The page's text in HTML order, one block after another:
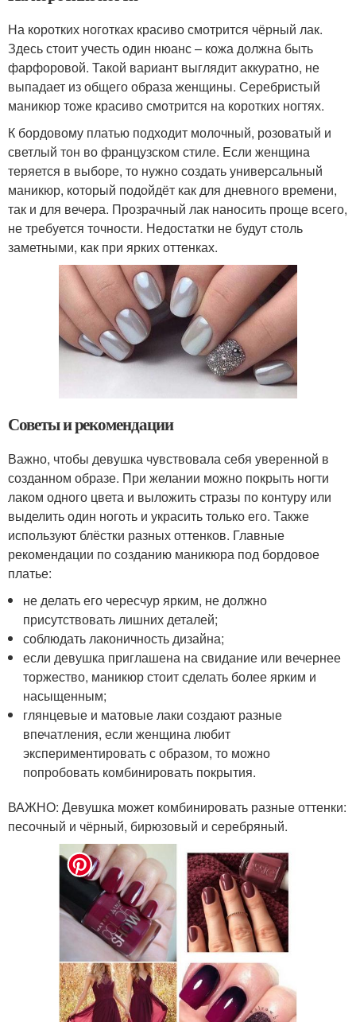
На коротких ноготках красиво смотрится чёрный лак.
Здесь стоит учесть один нюанс – кожа должна быть
фарфоровой. Такой вариант выглядит аккуратно, не
выпадает из общего образа женщины. Серебристый
маникюр тоже красиво смотрится на коротких ногтях.
К бордовому платью подходит молочный, розоватый и
светлый тон во французском стиле. Если женщина
теряется в выборе, то нужно создать универсальный
маникюр, который подойдёт как для дневного времени,
так и для вечера. Прозрачный лак наносить проще всего,
не требуется точности. Недостатки не будут столь
заметными, как при ярких оттенках.
Советы и рекомендации
Важно, чтобы девушка чувствовала себя уверенной в
созданном образе. При желании можно покрыть ногти
лаком одного цвета и выложить стразы по контуру или
выделить один ноготь и украсить только его. Также
используют блёстки разных оттенков. Главные
рекомендации по созданию маникюра под бордовое
платье:
не делать его чересчур ярким, не должно
присутствовать лишних деталей;
соблюдать лаконичность дизайна;
если девушка приглашена на свидание или вечернее
торжество, маникюр стоит сделать более ярким и
насыщенным;
глянцевые и матовые лаки создают разные
впечатления, если женщина любит
экспериментировать с образом, то можно
попробовать комбинировать покрытия.
ВАЖНО: Девушка может комбинировать разные оттенки:
песочный и чёрный, бирюзовый и серебряный.